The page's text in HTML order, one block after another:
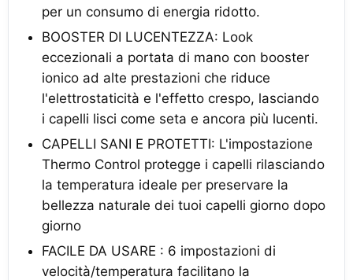
per un consumo di energia ridotto.
BOOSTER DI LUCENTEZZA: Look
eccezionali a portata di mano con booster
ionico ad alte prestazioni che riduce
l'elettrostaticità e l'effetto crespo, lasciando
i capelli lisci come seta e ancora più lucenti.
CAPELLI SANI E PROTETTI: L'impostazione
Thermo Control protegge i capelli rilasciando
la temperatura ideale per preservare la
bellezza naturale dei tuoi capelli giorno dopo
giorno
FACILE DA USARE : 6 impostazioni di
velocità/temperatura facilitano la